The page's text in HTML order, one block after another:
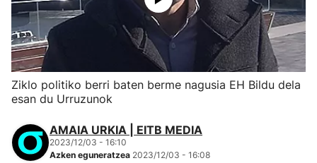
Ziklo politiko berri baten berme nagusia EH Bildu dela
esan du Urruzunok
AMAIA URKIA | EITB MEDIA
2023/12/03 - 16:10
Azken eguneratzea 2023/12/03 - 16:08